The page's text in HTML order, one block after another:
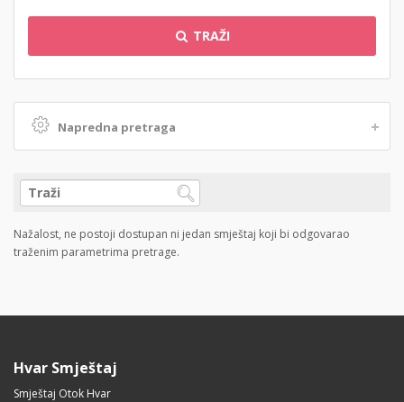
TRAŽI
Napredna pretraga
Nažalost, ne postoji dostupan ni jedan smještaj koji bi odgovarao
traženim parametrima pretrage.
Hvar Smještaj
Smještaj Otok Hvar